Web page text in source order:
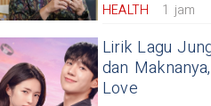
HEALTH 1 jam
Lirik Lagu
dan
Love